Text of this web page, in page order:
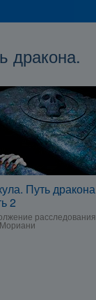
дракона.
Путь
2